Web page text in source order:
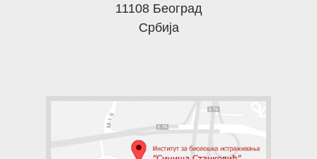
11108 Београд
Србија